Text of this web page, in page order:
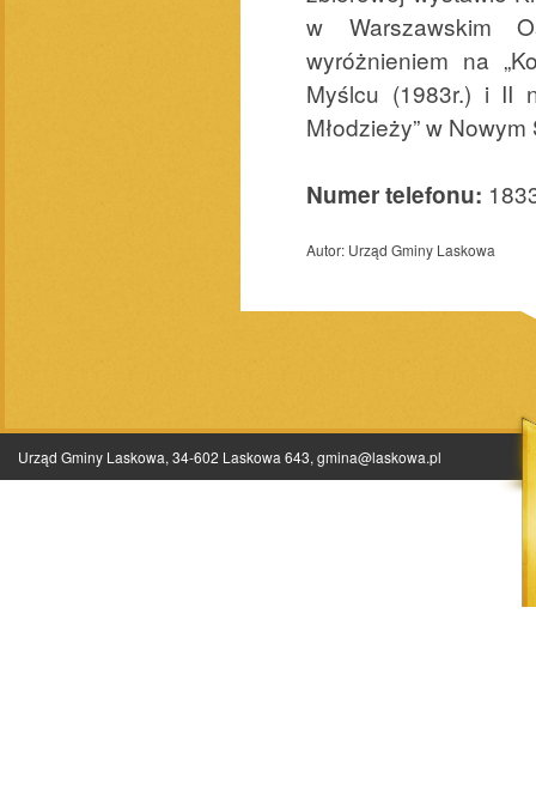
w Warszawskim
wyróżnieniem na
Myślcu (1983r.) i II
Młodzieży” w
Numer telefonu:
Autor: Urząd Gminy Laskowa
Urząd Gminy Laskowa, 34-602 Laskowa 643, gmina@laskowa.pl